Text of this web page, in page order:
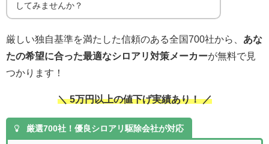
してみませんか？
厳しい独自基準を満たした信頼のある全国700社から、 あな
たの希望に合った最適なシロアリ対策メーカーが無料で見
つかります！
＼ 5万円以上の値下げ実績あり！ ／
厳選700社！優良シロアリ駆除会社が対応